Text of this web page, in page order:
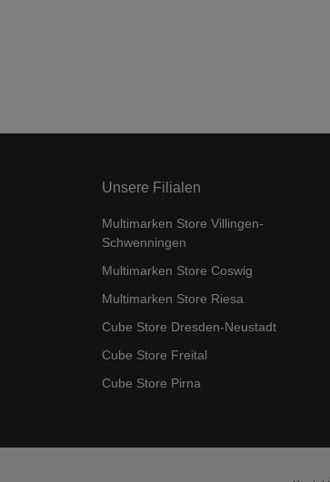
Unsere Filialen
Multimarken Store Villingen-
Schwenningen
Multimarken Store Coswig
Multimarken Store Riesa
Cube Store Dresden-Neustadt
Cube Store Freital
Cube Store Pirna